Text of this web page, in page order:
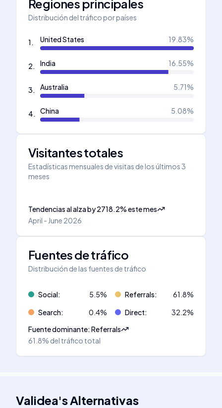
Regiones principales
Distribución del tráfico por países
1. United States 19.83%
2. India 16.55%
3. Australia 5.71%
4. China 5.08%
Visitantes totales
Estadísticas mensuales de visitas de los últimos 3
meses
Tendencias al alzaby2718.2%este mes
April - June 2026
Fuentes de tráfico
Distribución de las fuentes de tráfico
Social: 5.5% Referrals: 61.8%
Search: 0.4% Direct: 32.2%
Fuente dominante:Referrals
61.8% del tráfico total
Validea'sAlternativas